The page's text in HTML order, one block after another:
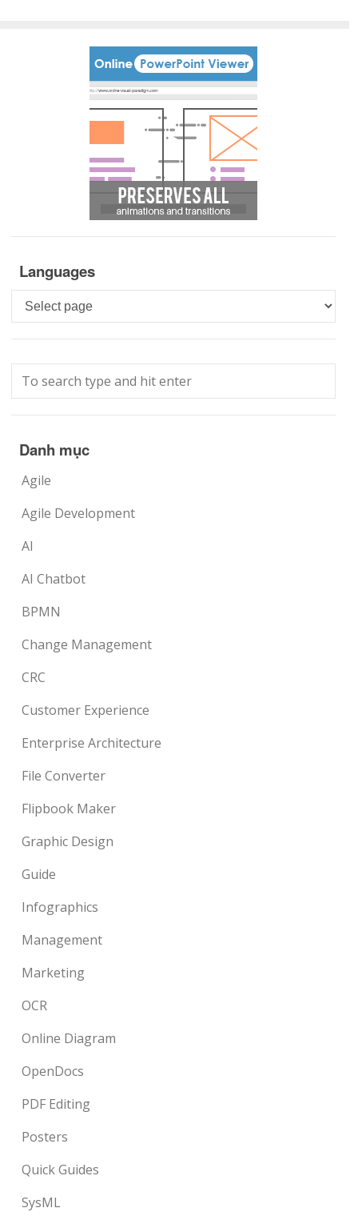
Languages
Languages
Danh mục
Agile
Agile Development
AI
AI Chatbot
BPMN
Change Management
CRC
Customer Experience
Enterprise Architecture
File Converter
Flipbook Maker
Graphic Design
Guide
Infographics
Management
Marketing
OCR
Online Diagram
OpenDocs
PDF Editing
Posters
Quick Guides
SysML